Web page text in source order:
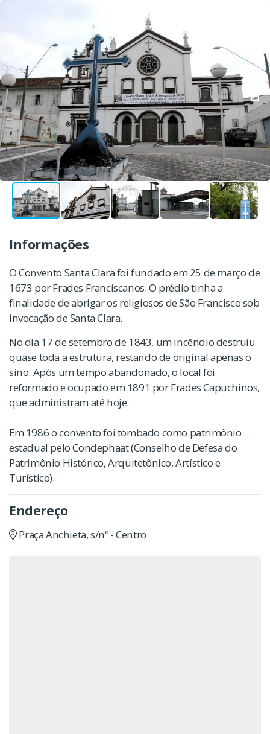
Informações
O Convento Santa Clara foi fundado em 25 de março de
1673 por Frades Franciscanos. O prédio tinha a
finalidade de abrigar os religiosos de São Francisco sob
invocação de Santa Clara.
No dia 17 de setembro de 1843, um incêndio destruiu
quase toda a estrutura, restando de original apenas o
sino. Após um tempo abandonado, o local foi
reformado e ocupado em 1891 por Frades Capuchinos,
que administram até hoje.
Em 1986 o convento foi tombado como patrimônio
estadual pelo Condephaat (Conselho de Defesa do
Patrimônio Histórico, Arquitetônico, Artístico e
Turístico).
Endereço
Praça Anchieta, s/nº - Centro